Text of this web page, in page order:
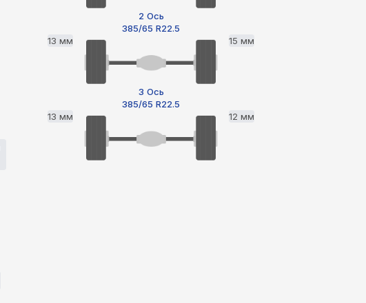
2 Ось
385/65 R22.5
13 мм
15 мм
3 Ось
385/65 R22.5
13 мм
12 мм